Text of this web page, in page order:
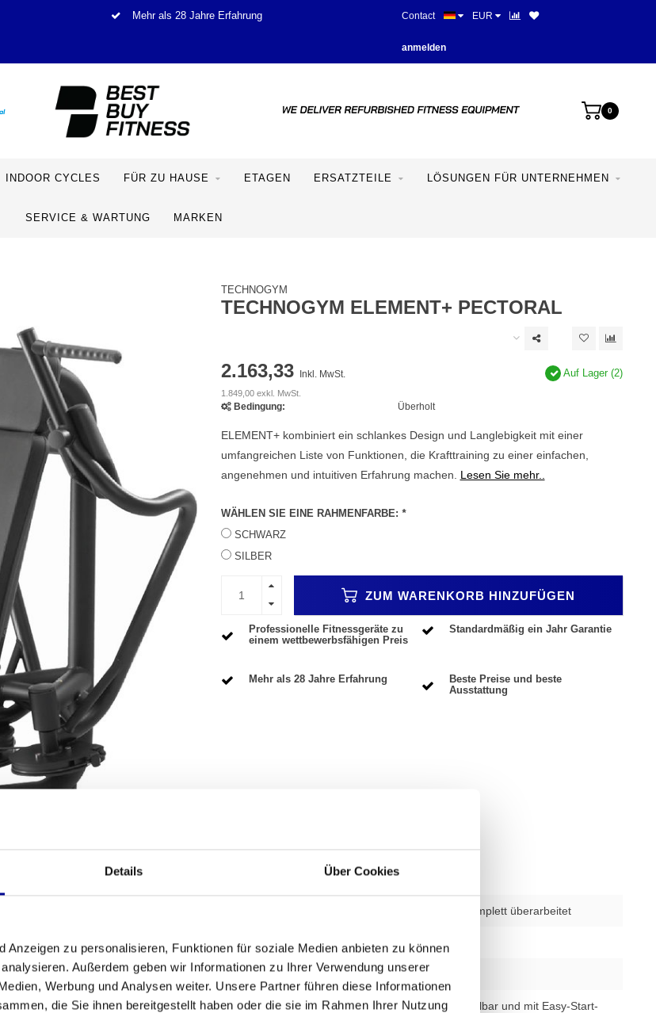
Details Über Cookies
Anzeigen zu personalisieren, Funktionen für soziale Medien anbieten zu können
Außerdem geben wir Informationen zu Ihrer Verwendung unserer
Werbung und Analysen weiter. Unsere Partner führen diese Informationen
die Sie ihnen bereitgestellt haben oder die sie im Rahmen Ihrer Nutzung
Mehr als 28 Jahre Erfahrung Beste Preise und beste
Contact EUR
anmelden
0
INDOOR CYCLES FÜR ZU HAUSE ETAGEN ERSATZTEILE LÖSUNGEN FÜR UNTERNEHMEN
SERVICE & WARTUNG MARKEN
TECHNOGYM
TECHNOGYM ELEMENT+ PECTORAL
2.163,33 Inkl. MwSt.
1.849,00 exkl. MwSt.
Auf Lager (2)
Bedingung: Überholt
ELEMENT+ kombiniert ein schlankes Design und Langlebigkeit mit einer
umfangreichen Liste von Funktionen, die Krafttraining zu einer einfachen,
angenehmen und intuitiven Erfahrung machen. Lesen Sie mehr..
WÄHLEN SIE EINE RAHMENFARBE: *
SCHWARZ
SILBER
ZUM WARENKORB HINZUFÜGEN
Professionelle Fitnessgeräte zu
einem wettbewerbsfähigen Preis
Standardmäßig ein Jahr Garantie
Mehr als 28 Jahre Erfahrung
Beste Preise und beste
Ausstattung
zu trainieren? Das
hat. Dieses Modell wurde vollständig
Egal, ob Sie Ihr Home-Gym
dieses Gerät ist eine solide Wahl.
wieTechnoGym.
verwendet – komplett überarbeitet
Anzahl der Abschnitte
Garantie 1 Jahr
Anpassbar
Sitzhöhe verstellbar und mit Easy-Start-